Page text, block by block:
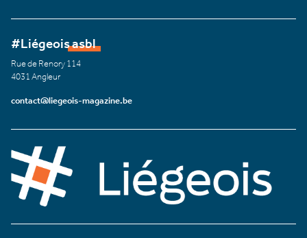
#Liégeois asbl
Rue de Renory 114
4031 Angleur
contact@liegeois-magazine.be